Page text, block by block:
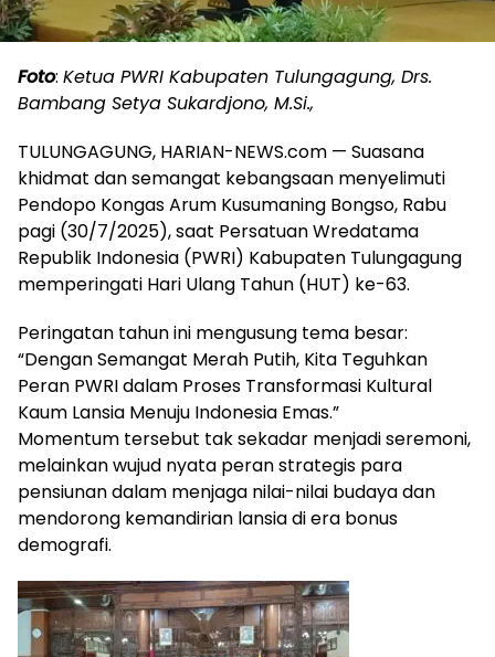
Foto: Ketua PWRI Kabupaten Tulungagung, Drs.
Bambang Setya Sukardjono, M.Si.,
TULUNGAGUNG, HARIAN-NEWS.com — Suasana
khidmat dan semangat kebangsaan menyelimuti
Pendopo Kongas Arum Kusumaning Bongso, Rabu
pagi (30/7/2025), saat Persatuan Wredatama
Republik Indonesia (PWRI) Kabupaten Tulungagung
memperingati Hari Ulang Tahun (HUT) ke-63.
Peringatan tahun ini mengusung tema besar:
“Dengan Semangat Merah Putih, Kita Teguhkan
Peran PWRI dalam Proses Transformasi Kultural
Kaum Lansia Menuju Indonesia Emas.”
Momentum tersebut tak sekadar menjadi seremoni,
melainkan wujud nyata peran strategis para
pensiunan dalam menjaga nilai-nilai budaya dan
mendorong kemandirian lansia di era bonus
demografi.